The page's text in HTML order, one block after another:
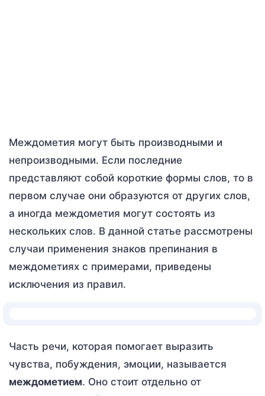
Междометия могут быть производными и
непроизводными. Если последние
представляют собой короткие формы слов, то в
первом случае они образуются от других слов,
а иногда междометия могут состоять из
нескольких слов. В данной статье рассмотрены
случаи применения знаков препинания в
междометиях с примерами, приведены
исключения из правил.
Часть речи, которая помогает выразить
чувства, побуждения, эмоции, называется
междометием. Оно стоит отдельно от